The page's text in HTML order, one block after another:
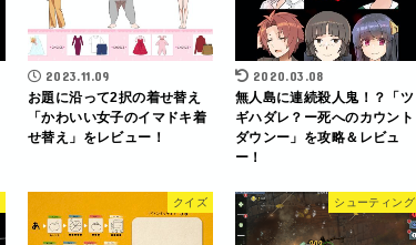
2023.11.09
お題に沿って2択の着せ替え
「かわいい女子のイマドキ着
せ替え」をレビュー！
2020.03.08
無人島に連続殺人鬼！？「ツ
ギハダレ？ー死へのカウント
ダウンー」を攻略＆レビュ
ー！
クイズ シューティング